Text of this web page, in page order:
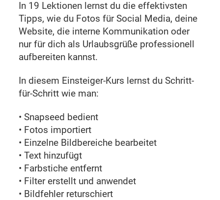
In 19 Lektionen lernst du die effektivsten
Tipps, wie du Fotos für Social Media, deine
Website, die interne Kommunikation oder
nur für dich als Urlaubsgrüße professionell
aufbereiten kannst.
In diesem Einsteiger-Kurs lernst du Schritt-
für-Schritt wie man:
• Snapseed bedient
• Fotos importiert
• Einzelne Bildbereiche bearbeitet
• Text hinzufügt
• Farbstiche entfernt
• Filter erstellt und anwendet
• Bildfehler returschiert